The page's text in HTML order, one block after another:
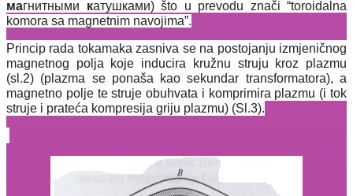
магнитными катушками) što u prevodu znači “toroidalna
komora sa magnetnim navojima”.
Princip rada tokamaka zasniva se na postojanju izmjeničnog
magnetnog polja koje inducira kružnu struju kroz plazmu
(sl.2) (plazma se ponaša kao sekundar transformatora), a
magnetno polje te struje obuhvata i komprimira plazmu (i tok
struje i prateća kompresija griju plazmu) (Sl.3).